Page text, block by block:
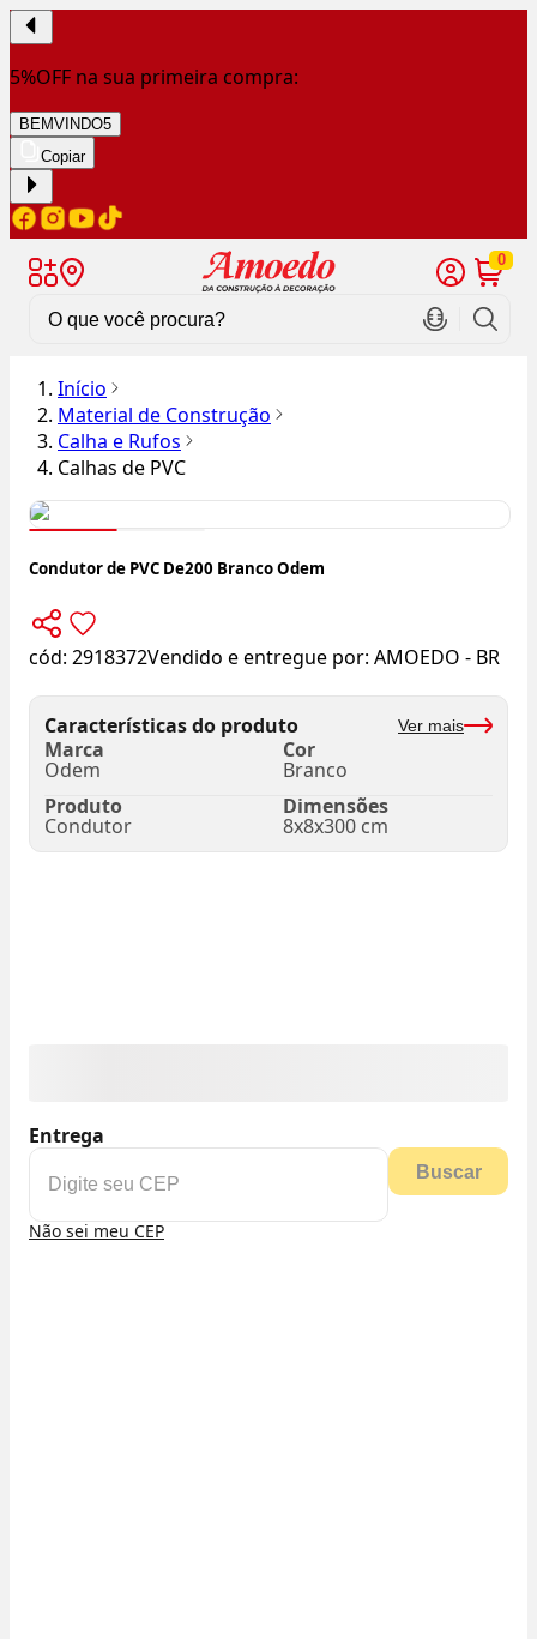
5%OFF na sua primeira compra:
BEMVINDO5
Copiar
0
Início
Material de Construção
Calha e Rufos
Calhas de PVC
Condutor de PVC De200 Branco Odem
cód: 2918372Vendido e entregue por: AMOEDO - BR
Características do produto Ver mais
Marca
Odem
Cor
Branco
Produto
Condutor
Dimensões
8x8x300 cm
Entrega
Buscar
Não sei meu CEP